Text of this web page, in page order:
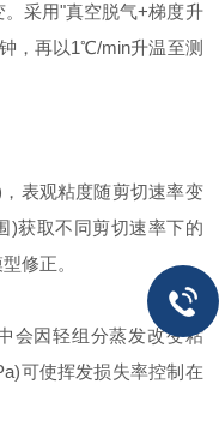
采用"真空脱气+梯度升
，再以1℃/min升温至测
表观粘度随剪切速率变
)获取不同剪切速率下的
修正。
因轻组分蒸发改变粘
可使挥发损失率控制在